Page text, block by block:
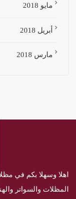
مايو 2018
أبريل 2018
مارس 2018
اهلا وسهلا بكم في
المظلات والسواتر